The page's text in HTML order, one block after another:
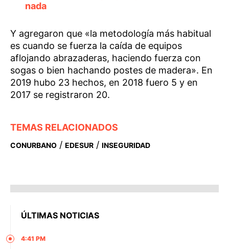
nada
Y agregaron que «la metodología más habitual
es cuando se fuerza la caída de equipos
aflojando abrazaderas, haciendo fuerza con
sogas o bien hachando postes de madera». En
2019 hubo 23 hechos, en 2018 fuero 5 y en
2017 se registraron 20.
TEMAS RELACIONADOS
CONURBANO / EDESUR / INSEGURIDAD
ÚLTIMAS NOTICIAS
4:41 PM